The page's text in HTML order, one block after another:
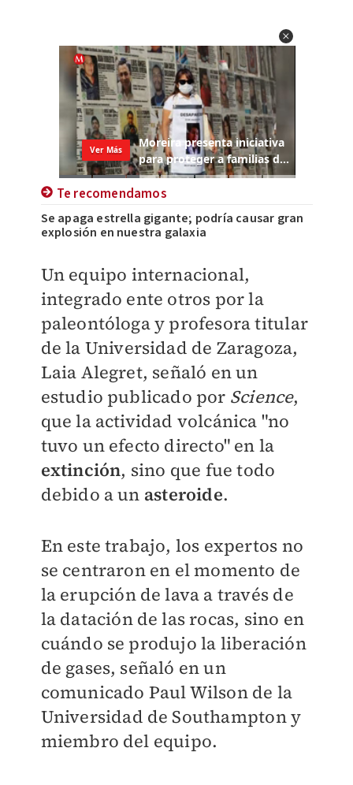
Te recomendamos
Se apaga estrella gigante; podría causar gran
explosión en nuestra galaxia
Un equipo internacional,
integrado ente otros por la
paleontóloga y profesora titular
de la Universidad de Zaragoza,
Laia Alegret, señaló en un
estudio publicado por Science,
que la actividad volcánica "no
tuvo un efecto directo" en la
extinción, sino que fue todo
debido a un asteroide.
En este trabajo, los expertos no
se centraron en el momento de
la erupción de lava a través de
la datación de las rocas, sino en
cuándo se produjo la liberación
de gases, señaló en un
comunicado Paul Wilson de la
Universidad de Southampton y
miembro del equipo.